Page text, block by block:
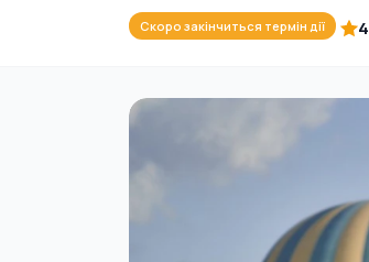
Скоро закінчиться термін дії